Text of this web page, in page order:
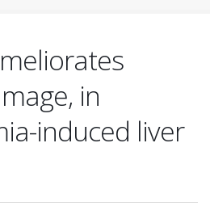
in
induced liver